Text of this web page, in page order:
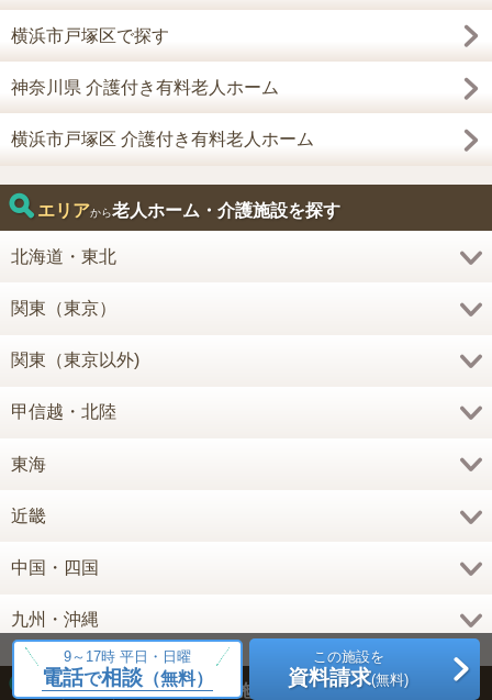
横浜市戸塚区で探す
神奈川県 介護付き有料老人ホーム
横浜市戸塚区 介護付き有料老人ホーム
エリアから老人ホーム・介護施設を探す
北海道・東北
関東（東京）
関東（東京以外)
甲信越・北陸
東海
近畿
中国・四国
九州・沖縄
種類から老人ホーム・介護施設 探す
9～17時 平日・日曜
電話で相談（無料）
この施設を
資料請求(無料)